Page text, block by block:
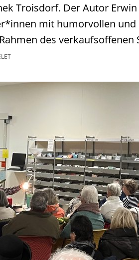
Troisdorf. Der Autor
mit humorvollen und
des verkaufsoffenen